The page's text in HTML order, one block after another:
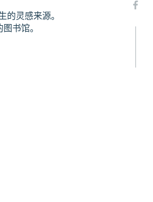
的灵感来源。
书馆。